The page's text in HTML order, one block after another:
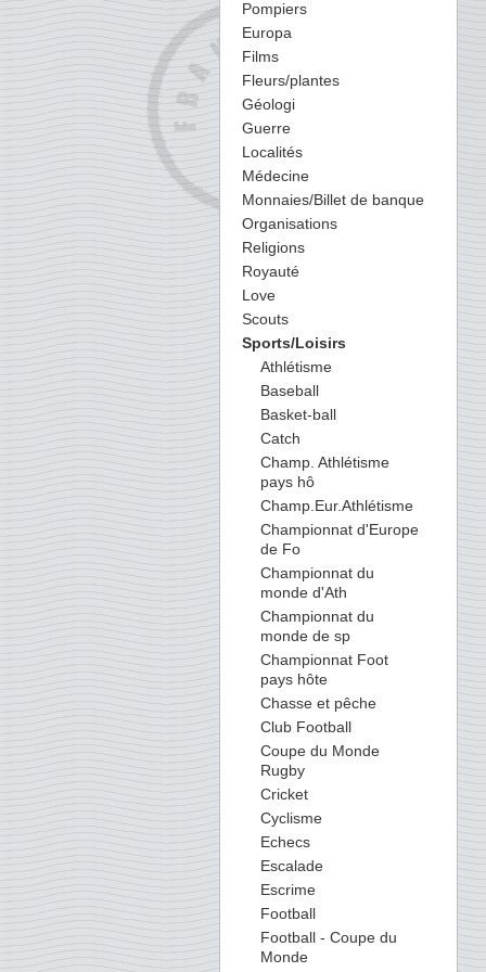
Pompiers
Europa
Films
Fleurs/plantes
Géologi
Guerre
Localités
Médecine
Monnaies/Billet de banque
Organisations
Religions
Royauté
Love
Scouts
Sports/Loisirs
Athlétisme
Baseball
Basket-ball
Catch
Champ. Athlétisme
pays hô
Champ.Eur.Athlétisme
Championnat d'Europe
de Fo
Championnat du
monde d'Ath
Championnat du
monde de sp
Championnat Foot
pays hôte
Chasse et pêche
Club Football
Coupe du Monde
Rugby
Cricket
Cyclisme
Echecs
Escalade
Escrime
Football
Football - Coupe du
Monde